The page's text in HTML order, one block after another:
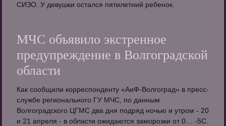
СИЗО. У девушки остался пятилетний ребенок.
МЧС объявило экстренное
предупреждение в Волгоградской
области
Как сообщили корреспонденту «АиФ-Волгоград» в пресс-
службе регионального ГУ МЧС, по данным
Волгоградского ЦГМС два дня подряд ночью и утром - 20
и 21 апреля - в области ожидаются заморозки от 0… -5С.